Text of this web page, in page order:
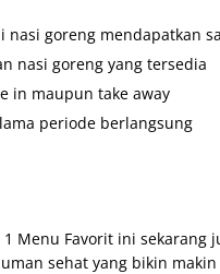
nasi goreng mendapatkan
nasi goreng yang tersedia
in maupun take away
periode berlangsung
Menu Favorit ini sekarang
sehat yang bikin makin